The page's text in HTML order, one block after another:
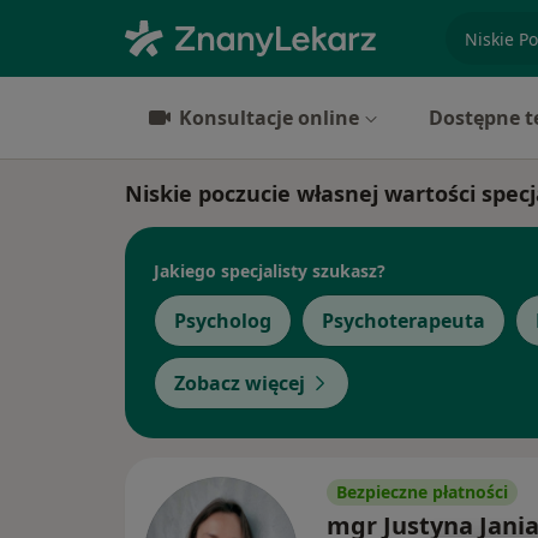
Konsultacje online Dostępne
Niskie poczucie własnej wartości
Jakiego specjalisty szukasz?
Psycholog Psychoterapeuta
Zobacz więcej
Bezpieczne płatności
mgr Justyna